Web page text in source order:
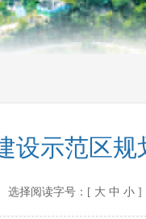
设示范区规
择阅读字号：[ 大 中 小 ]